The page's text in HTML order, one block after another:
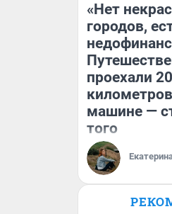
«Нет
городов,
проехали
машине —
того